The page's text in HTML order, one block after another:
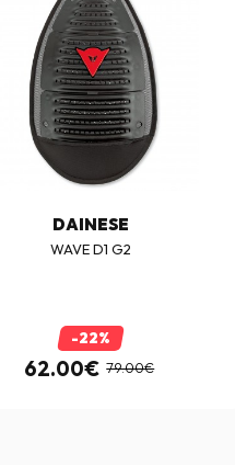
DAINESE
WAVE D1 G2
-22%
62.00€ 79.00€